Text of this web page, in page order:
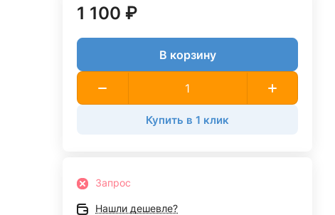
1 100 ₽
В корзину
Купить в 1 клик
Запрос
Нашли дешевле?